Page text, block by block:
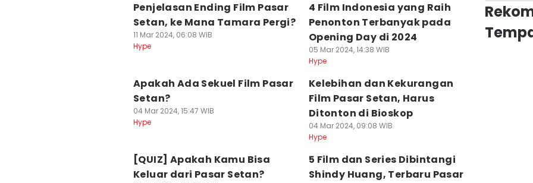
Penjelasan Ending Film Pasar
Setan, ke Mana Tamara Pergi?
11 Mar 2024, 06:08 WIB
Hype
4 Film Indonesia yang Raih
Penonton Terbanyak pada
Opening Day di 2024
05 Mar 2024, 14:38 WIB
Hype
Apakah Ada Sekuel Film Pasar
Setan?
04 Mar 2024, 15:47 WIB
Hype
Kelebihan dan Kekurangan
Film Pasar Setan, Harus
Ditonton di Bioskop
04 Mar 2024, 09:08 WIB
Hype
[QUIZ] Apakah Kamu Bisa
Keluar dari Pasar Setan?
5 Film dan Series Dibintangi
Shindy Huang, Terbaru Pasar